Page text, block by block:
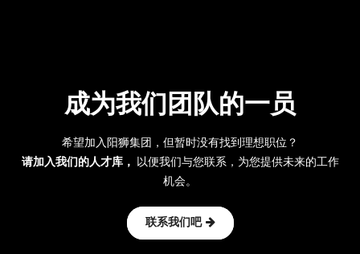
成为我们团队的一员
希望加入阳狮集团，但暂时没有找到理想职位？
请加入我们的人才库， 以便我们与您联系，为您提供未来的工作
机会。
联系我们吧